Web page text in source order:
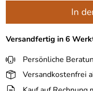
In
Versandfertig in 6
Persönliche
Versandkostenfrei